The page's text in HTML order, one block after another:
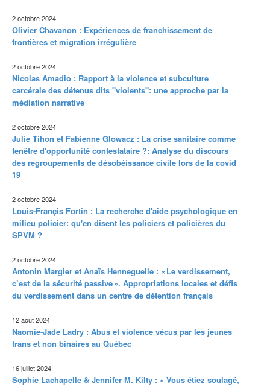
2 octobre 2024
Olivier Chavanon : Expériences de franchissement de
frontières et migration irrégulière
2 octobre 2024
Nicolas Amadio : Rapport à la violence et subculture
carcérale des détenus dits "violents": une approche par la
médiation narrative
2 octobre 2024
Julie Tihon et Fabienne Glowacz : La crise sanitaire comme
fenêtre d'opportunité contestataire ?: Analyse du discours
des regroupements de désobéissance civile lors de la covid
19
2 octobre 2024
Louis-Françis Fortin : La recherche d'aide psychologique en
milieu policier: qu'en disent les policiers et policières du
SPVM ?
2 octobre 2024
Antonin Margier et Anaïs Henneguelle : « Le verdissement,
c’est de la sécurité passive ». Appropriations locales et défis
du verdissement dans un centre de détention français
12 août 2024
Naomie-Jade Ladry : Abus et violence vécus par les jeunes
trans et non binaires au Québec
16 juillet 2024
Sophie Lachapelle & Jennifer M. Kilty : « Vous étiez soulagé,